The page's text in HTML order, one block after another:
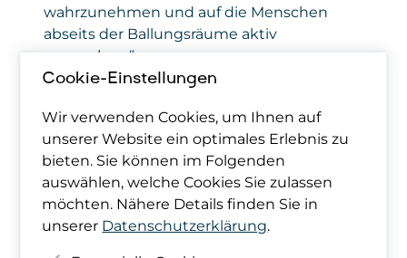
wahrzunehmen und auf die Menschen
abseits der Ballungsräume aktiv
zuzugehen.“
Gasdiktaturen
64 Prozent der Befragtenstimmten der
Aussage zu: „Die Nutzung und der Ausbau
der Windenergie ist mir sehr wichtig, auch
wenn man die Windräder in der Landschaft
Cookie-Einstellungen
Wir verwenden Cookies, um Ihnen auf
unserer Website ein optimales Erlebnis zu
bieten. Sie können im Folgenden
auswählen, welche Cookies Sie zulassen
möchten. Nähere Details finden Sie in
unserer Datenschutzerklärung.